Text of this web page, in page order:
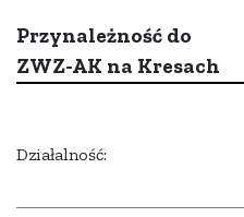
Przynależność do
ZWZ-AK na Kresach
Działalność: